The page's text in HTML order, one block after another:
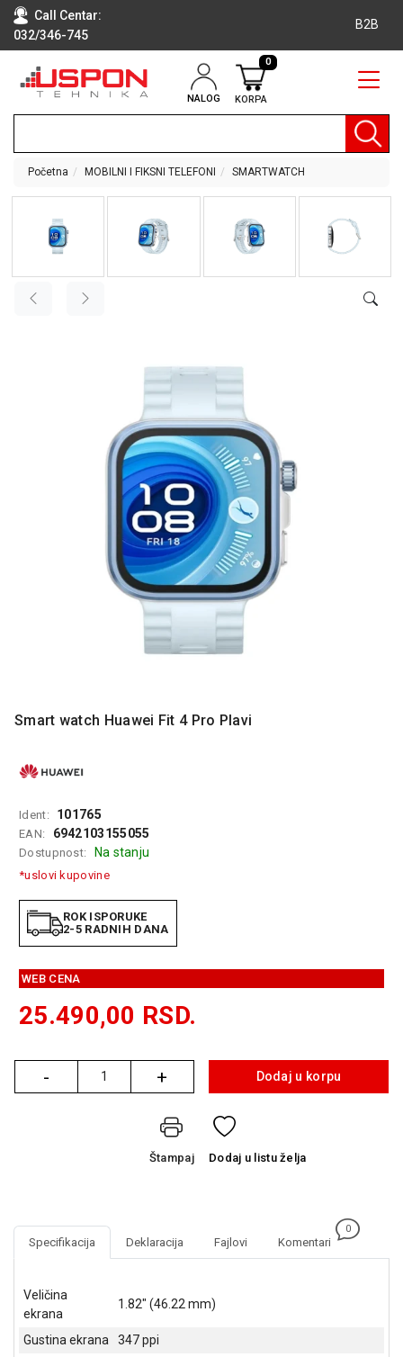
Call Centar:
032/346-745
B2B
NALOG KORPA
0
RAČUNARI
TEHNIKA
OPREMA
AUDIO,
VIDEO
RAČUNARSKE
RAČUNARSKE
GAMING
EELEKTRO
ZAŠTITA
SOLARNI
SISTEMI
OPREMA
ŠTAMPAČI,
FOTOAPARATI
SIGURNOSNA
OPREMA
SOFTWARE
ADAPTERI
Početna MOBILNI I FIKSNI TELEFONI SMARTWATCH
Smart watch Huawei Fit 4 Pro Plavi
Ident: 101765
EAN: 6942103155055
Dostupnost: Na stanju
*uslovi kupovine
ROK ISPORUKE
2-5 RADNIH DANA
WEB CENA
25.490,00 RSD.
-
Količina + Dodaj u korpu
Štampaj Dodaj u listu želja
Specifikacija Deklaracija Fajlovi Komentari
0
Veličina
ekrana
1.82" (46.22 mm)
Gustina ekrana
347 ppi